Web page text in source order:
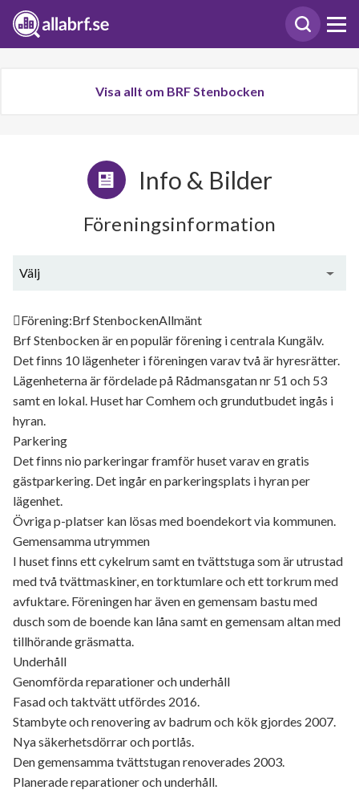
Visa allt om BRF Stenbocken
Info & Bilder
Föreningsinformation
Välj
Förening:Brf StenbockenAllmänt
Brf Stenbocken är en populär förening i centrala Kungälv.
Det finns 10 lägenheter i föreningen varav två är hyresrätter.
Lägenheterna är fördelade på Rådmansgatan nr 51 och 53
samt en lokal. Huset har Comhem och grundutbudet ingås i
hyran.
Parkering
Det finns nio parkeringar framför huset varav en gratis
gästparkering. Det ingår en parkeringsplats i hyran per
lägenhet.
Övriga p-platser kan lösas med boendekort via kommunen.
Gemensamma utrymmen
I huset finns ett cykelrum samt en tvättstuga som är utrustad
med två tvättmaskiner, en torktumlare och ett torkrum med
avfuktare. Föreningen har även en gemensam bastu med
dusch som de boende kan låna samt en gemensam altan med
tillhörande gräsmatta.
Underhåll
Genomförda reparationer och underhåll
Fasad och taktvätt utfördes 2016.
Stambyte och renovering av badrum och kök gjordes 2007.
Nya säkerhetsdörrar och portlås.
Den gemensamma tvättstugan renoverades 2003.
Planerade reparationer och underhåll.